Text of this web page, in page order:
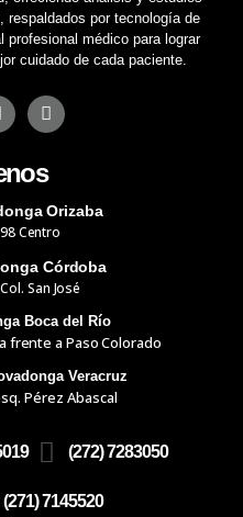
respaldados por tecnología de
profesional médico para lograr
cuidado de cada paciente.
Y
o
u
u
e
Orizaba
Centro
Córdoba
San José
Boca del Río
frente a Paso Colorado
Veracruz
Pérez Abascal
(272) 7283050
7145520